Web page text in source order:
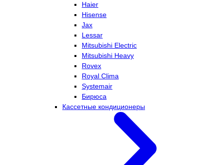
Haier
Hisense
Jax
Lessar
Mitsubishi Electric
Mitsubishi Heavy
Rovex
Royal Clima
Systemair
Бирюса
Кассетные кондиционеры